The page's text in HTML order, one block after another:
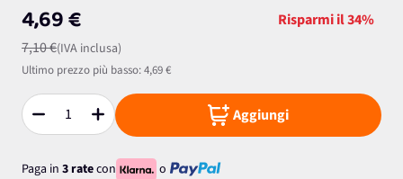
4,69 €
7,10 €(IVA inclusa)
Risparmi il34%
Ultimo prezzo più basso:4,69 €
Quantità Aggiungi
Paga in 3 ratecon
o